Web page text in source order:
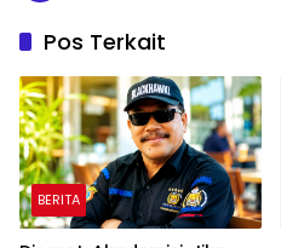
Pos Terkait
BERITA